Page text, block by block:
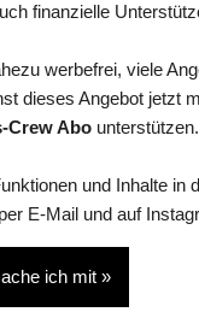
finanzielle
werbefrei, viele
dieses Angebot jetzt
Crew Abo unterstützen.
und Inhalte in
E-Mail und auf
ich mit »